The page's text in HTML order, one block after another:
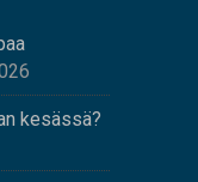
kesässä?